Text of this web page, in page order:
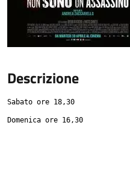
Descrizione
Sabato ore 18,30
Domenica ore 16,30